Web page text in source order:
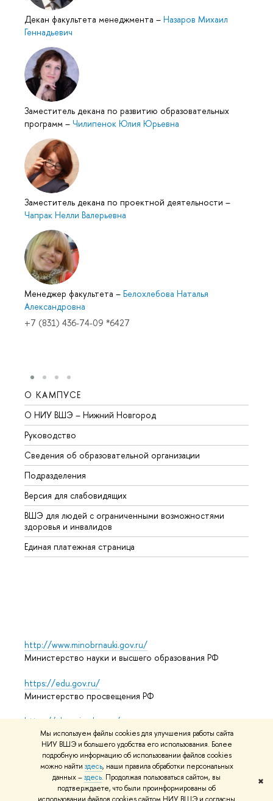
Мы используем файлы cookies для улучшения работы сайта
НИУ ВШЭ и большего удобства его использования. Более
подробную информацию об использовании файлов cookies
можно найти здесь, наши правила обработки персональных
данных –здесь. Продолжая пользоваться сайтом, вы
подтверждаете, что были проинформированы об
✖
Декан факультета менеджмента – Назаров Михаил
Геннадьевич
Заместитель декана по развитию образовательных
программ – Чилипенок Юлия Юрьевна
Заместитель декана по проектной деятельности –
Чапрак Нелли Валерьевна
Менеджер факультета – Белохлебова Наталья
Александровна
+7 (831) 436-74-09 *6427
О КАМПУСЕ
О НИУ ВШЭ – Нижний Новгород
Руководство
Сведения об образовательной организации
Подразделения
Версия для слабовидящих
ВШЭ для людей с ограниченными возможностями
здоровья и инвалидов
Единая платежная страница
http://www.minobrnauki.gov.ru/
Министерство науки и высшего образования РФ
https://edu.gov.ru/
Министерство просвещения РФ
https://elearning.hse.ru/mooc
Массовые открытые онлайн-курсы
© НИУ ВШЭ 1993–2026 Адреса и контактыУсловия
использования материаловПолитика конфиденциальности